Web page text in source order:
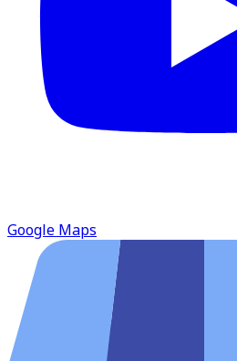
Google Maps